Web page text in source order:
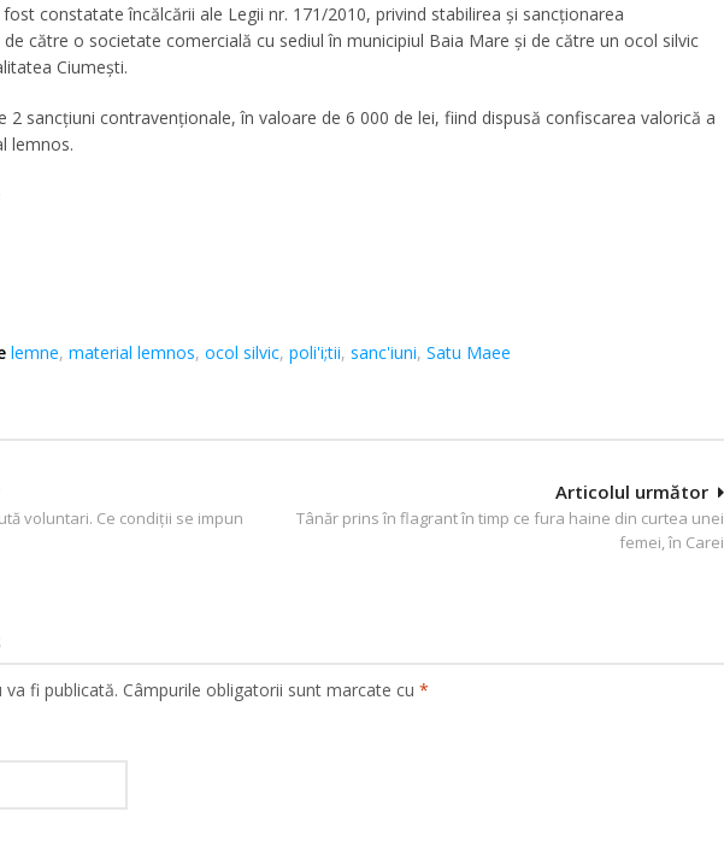
constatate încălcării ale Legii nr. 171/2010, privind stabilirea și sancționarea
către o societate comercială cu sediul în municipiul Baia Mare și de către un ocol silvic
Ciumești.
2 sancțiuni contravenționale, în valoare de 6 000 de lei, fiind dispusă confiscarea valorică a
lemnos.
lemne, material lemnos, ocol silvic, poli'i;tii, sanc'iuni, Satu Maee
Articolul următor
Tânăr prins în flagrant în timp ce fura haine din curtea unei
femei, în Carei
voluntari. Ce condiții se impun
fi publicată. Câmpurile obligatorii sunt marcate cu *